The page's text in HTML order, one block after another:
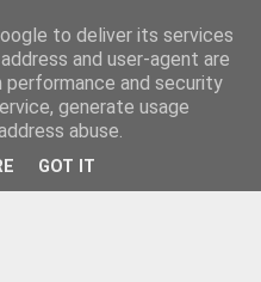
to deliver its services
and user-agent are
performance and security
generate usage
abuse.
GOT IT